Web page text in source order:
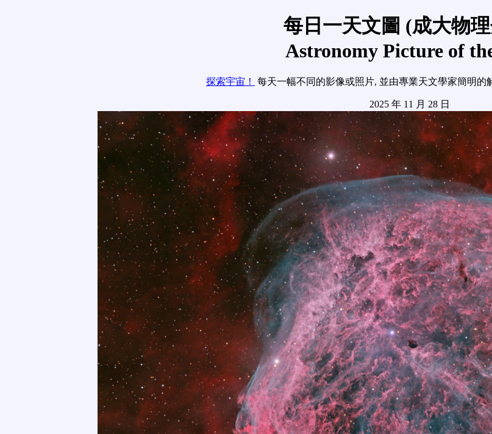
每日一天文圖 (成大物
Astronomy Picture of
探索宇宙！ 每天一幅不同的影像或照片, 並由專業天文學家簡明的
2025 年 11 月 28 日